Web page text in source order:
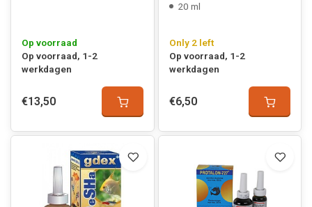
Op voorraad
Op voorraad, 1-2
werkdagen
€13,50
20 ml
Only 2 left
Op voorraad, 1-2
werkdagen
€6,50